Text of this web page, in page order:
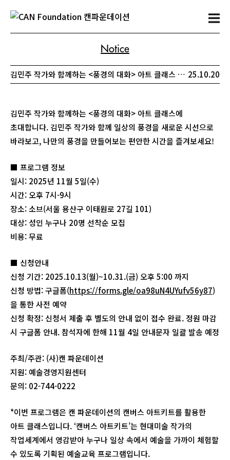
Notice
김민주 작가와 함께하는 <풍경의 대화> 아트 클래스 참여 신청 안내 25.10.20
김민주 작가와 함께하는 <풍경의 대화> 아트 클래스에
초대합니다. 김민주 작가와 함께 일상의 풍경을 새로운 시선으로
바라보고, 나만의 풍경을 만들어보는 편안한 시간을 즐겨보세요!
■ 프로그램 정보
일시: 2025년 11월 5일(수)
시간: 오후 7시-9시
장소: 소브(서울 용산구 이태원로 27길 101)
대상: 성인 누구나 20명 선착순 모집
비용: 무료
■ 신청안내
신청 기간: 2025.10.13(월)~10.31.(금) 오후 5:00 까지
신청 방법: 구글폼(https://forms.gle/oa98uN4UYufv56y87)
을 통한 사전 예약
신청 확정: 신청서 제출 후 별도의 안내 없이 접수 완료. 정원 마감
시 구글폼 안내. 참석자에 한해 11월 4일 안내문자 일괄 발송 예정
주최/주관: (사)캔 파운데이션
지원: 예술경영지원센터
문의: 02-744-0222
*이번 프로그램은 캔 파운데이션의 캔버스 아트키트를 활용한
아트 클래스입니다. ‘캔버스 아트키트’는 현대미술 작가의
작업세계에서 영감받아 누구나 일상 속에서 예술을 가까이 체험할
수 있도록 기획된 예술교육 프로그램입니다.